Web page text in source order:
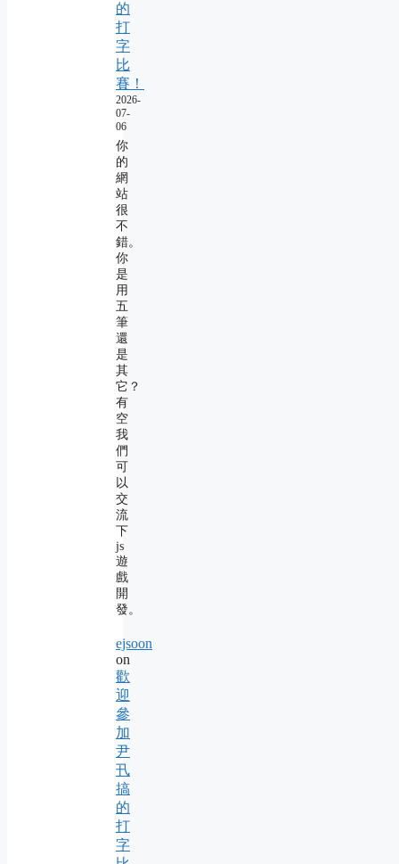
的
打
字
比
賽！
2026-
07-
06
你
的
網
站
很
不
錯。
你
是
用
五
筆
還
是
其
它？
有
空
我
們
可
以
交
流
下
js
遊
戲
開
發。
ejsoon
on
歡
迎
參
加
尹
卂
搞
的
打
字